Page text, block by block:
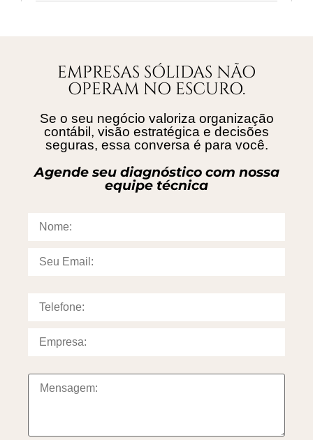
EMPRESAS SÓLIDAS NÃO
OPERAM NO ESCURO.
Se o seu negócio valoriza organização
contábil, visão estratégica e decisões
seguras, essa conversa é para você.
Agende seu diagnóstico com nossa
equipe técnica